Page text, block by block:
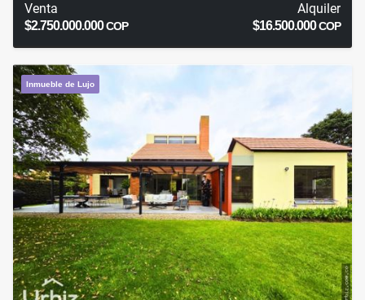
Venta
$2.750.000.000COP
Alquiler
$16.500.000COP
Inmueble de Lujo